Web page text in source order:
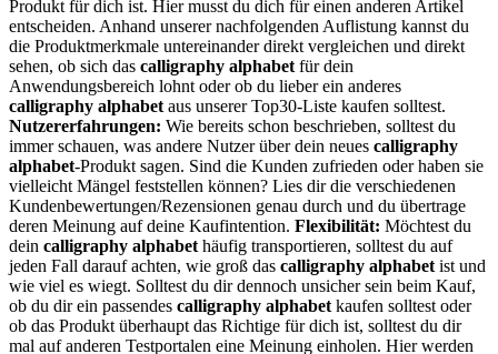
Produkt für dich ist. Hier musst du dich für einen anderen Artikel
entscheiden. Anhand unserer nachfolgenden Auflistung kannst du
die Produktmerkmale untereinander direkt vergleichen und direkt
sehen, ob sich das calligraphy alphabet für dein
Anwendungsbereich lohnt oder ob du lieber ein anderes
calligraphy alphabet aus unserer Top30-Liste kaufen solltest.
Nutzererfahrungen: Wie bereits schon beschrieben, solltest du
immer schauen, was andere Nutzer über dein neues calligraphy
alphabet-Produkt sagen. Sind die Kunden zufrieden oder haben sie
vielleicht Mängel feststellen können? Lies dir die verschiedenen
Kundenbewertungen/Rezensionen genau durch und du übertrage
deren Meinung auf deine Kaufintention. Flexibilität: Möchtest du
dein calligraphy alphabet häufig transportieren, solltest du auf
jeden Fall darauf achten, wie groß das calligraphy alphabet ist und
wie viel es wiegt. Solltest du dir dennoch unsicher sein beim Kauf,
ob du dir ein passendes calligraphy alphabet kaufen solltest oder
ob das Produkt überhaupt das Richtige für dich ist, solltest du dir
mal auf anderen Testportalen eine Meinung einholen. Hier werden